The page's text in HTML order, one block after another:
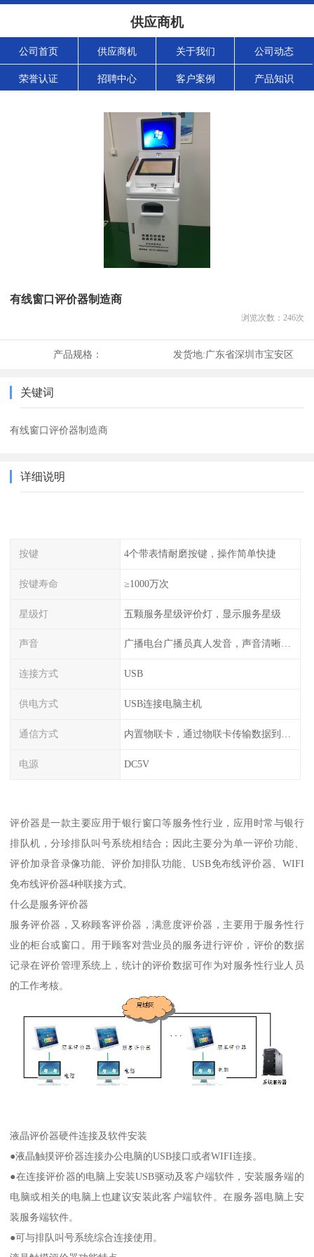
供应商机
公司首页 供应商机 关于我们 公司动态
荣誉认证 招聘中心 客户案例 产品知识
有线窗口评价器制造商
浏览次数： 246次
产品规格： 发货地:广东省深圳市宝安区
关键词
有线窗口评价器制造商
详细说明
按键 4个带表情耐磨按键，操作简单快捷
按键寿命 ≥1000万次
星级灯 五颗服务星级评价灯，显示服务星级
声音 广播电台广播员真人发音，声音清晰甜美
连接方式 USB
供电方式 USB连接电脑主机
通信方式
电源 DC5V
评价器是一款主要应用于银行窗口等服务性行业，应用时常与银行
排队机，分珍排队叫号系统相结合；因此主要分为单一评价功能、
评价加录音录像功能、评价加排队功能、USB免布线评价器、WIFI
免布线评价器4种联接方式。
什么是服务评价器
服务评价器，又称顾客评价器，满意度评价器，主要用于服务性行
业的柜台或窗口。用于顾客对营业员的服务进行评价，评价的数据
记录在评价管理系统上，统计的评价数据可作为对服务性行业人员
的工作考核。
液晶评价器硬件连接及软件安装
●液晶触摸评价器连接办公电脑的USB接口或者WIFI连接。
●在连接评价器的电脑上安装USB驱动及客户端软件，安装服务端的
电脑或相关的电脑上也建议安装此客户端软件。在服务器电脑上安
装服务端软件。
●可与排队叫号系统综合连接使用。